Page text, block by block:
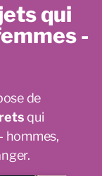
qui
-
de
qui
hommes,